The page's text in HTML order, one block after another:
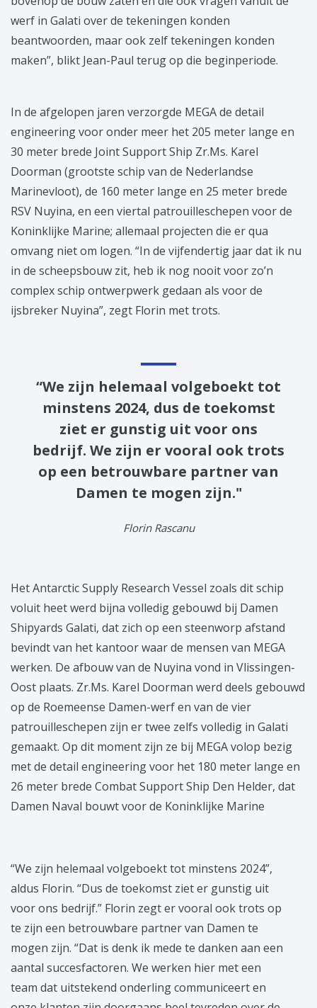
werf in Galati over de tekeningen konden
beantwoorden, maar ook zelf tekeningen konden
maken”, blikt Jean-Paul terug op die beginperiode.
In de afgelopen jaren verzorgde MEGA de detail
engineering voor onder meer het 205 meter lange en
30 meter brede Joint Support Ship Zr.Ms. Karel
Doorman (grootste schip van de Nederlandse
Marinevloot), de 160 meter lange en 25 meter brede
RSV Nuyina, en een viertal patrouilleschepen voor de
Koninklijke Marine; allemaal projecten die er qua
omvang niet om logen. “In de vijfendertig jaar dat ik nu
in de scheepsbouw zit, heb ik nog nooit voor zo’n
complex schip ontwerpwerk gedaan als voor de
ijsbreker Nuyina”, zegt Florin met trots.
“We zijn helemaal volgeboekt tot
minstens 2024, dus de toekomst
ziet er gunstig uit voor ons
bedrijf. We zijn er vooral ook trots
op een betrouwbare partner van
Damen te mogen zijn."
Florin Rascanu
Het Antarctic Supply Research Vessel zoals dit schip
voluit heet werd bijna volledig gebouwd bij Damen
Shipyards Galati, dat zich op een steenworp afstand
bevindt van het kantoor waar de mensen van MEGA
werken. De afbouw van de Nuyina vond in Vlissingen-
Oost plaats. Zr.Ms. Karel Doorman werd deels gebouwd
op de Roemeense Damen-werf en van de vier
patrouilleschepen zijn er twee zelfs volledig in Galati
gemaakt. Op dit moment zijn ze bij MEGA volop bezig
met de detail engineering voor het 180 meter lange en
26 meter brede Combat Support Ship Den Helder, dat
Damen Naval bouwt voor de Koninklijke Marine
“We zijn helemaal volgeboekt tot minstens 2024”,
aldus Florin. “Dus de toekomst ziet er gunstig uit
voor ons bedrijf.” Florin zegt er vooral ook trots op
te zijn een betrouwbare partner van Damen te
mogen zijn. “Dat is denk ik mede te danken aan een
aantal succesfactoren. We werken hier met een
team dat uitstekend onderling communiceert en